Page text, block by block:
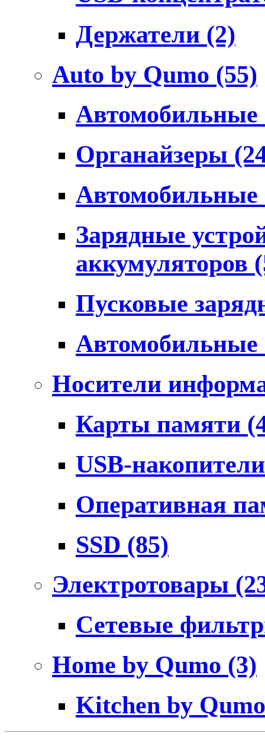
Держатели (2)
Auto by Qumo (55)
Органайзеры
Зарядные
аккумуляторов
Пусковые
Носители
Карты памяти
USB-
Оперативная
SSD (85)
Электротовары
Сетевые
Home by Qumo (3)
Kitchen by